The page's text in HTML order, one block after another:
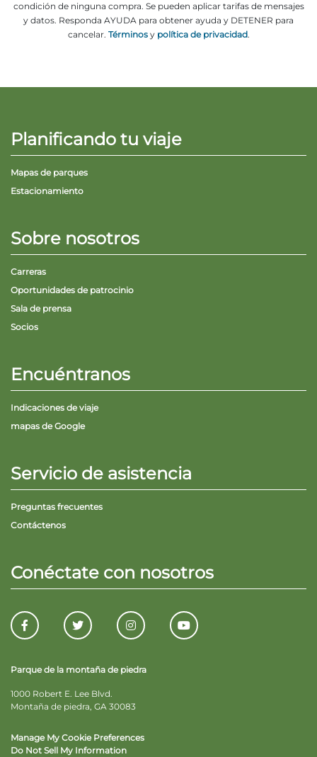
condición de ninguna compra. Se pueden aplicar tarifas de mensajes
y datos. Responda AYUDA para obtener ayuda y DETENER para
cancelar. Términosy política de privacidad.
Planificando tu viaje
Mapas de parques
Estacionamiento
Sobre nosotros
Carreras
Oportunidades de patrocinio
Sala de prensa
Socios
Encuéntranos
Indicaciones de viaje
mapas de Google
Servicio de asistencia
Preguntas frecuentes
Contáctenos
Conéctate con nosotros
Parque de la montaña de piedra
1000 Robert E. Lee Blvd.
Montaña de piedra, GA 30083
Manage My Cookie Preferences
Do Not Sell My Information